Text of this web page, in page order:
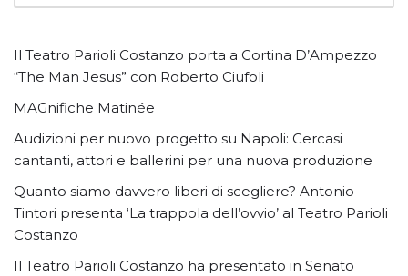
Il Teatro Parioli Costanzo porta a Cortina D’Ampezzo
“The Man Jesus” con Roberto Ciufoli
MAGnifiche Matinée
Audizioni per nuovo progetto su Napoli: Cercasi
cantanti, attori e ballerini per una nuova produzione
Quanto siamo davvero liberi di scegliere? Antonio
Tintori presenta ‘La trappola dell’ovvio’ al Teatro Parioli
Costanzo
Il Teatro Parioli Costanzo ha presentato in Senato